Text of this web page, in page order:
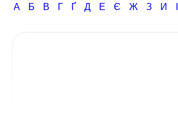
А Б В Г Ґ Д Е Є Ж З И І